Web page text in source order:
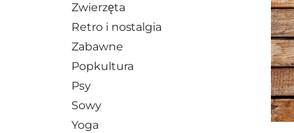
Zwierzęta
Retro i nostalgia
Zabawne
Popkultura
Psy
Sowy
Yoga